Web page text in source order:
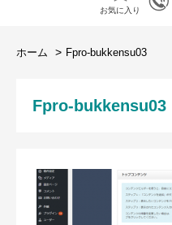
お気に入り
ホーム Fpro-bukkensu03
Fpro-bukkensu03